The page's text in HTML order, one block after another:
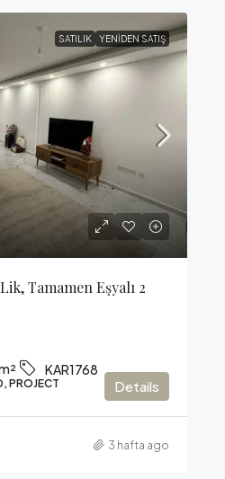
SATILIK YENIDEN SATIŞ
Tamamen Eşyalı 2
KAR1768
PROJECT Details
3 hafta ago